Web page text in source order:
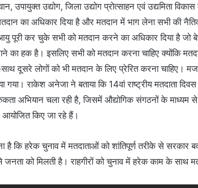
उपायुक्त उद्योग, जिला उद्योग प्रोत्साहन एवं उद्यमिता विकास
का अधिकार दिया है और मतदान में भाग लेना सभी की
पूरी कर चुके सभी को मतदान करने का अधिकार दिया है जो
का हक है। इसलिए सभी को मतदान करना चाहिए क्योंकि
दूसरे लोगों को भी मतदान के लिए प्रेरित करना चाहिए।
राकेश अनेजा ने बताया कि 14वां राष्ट्रीय मतदाता
अभियान चला रही है, जिसमें औद्योगिक संगठनों के
आयोजित किए जा रहे हैं।
कि हरेक चुनाव में मतदाताओं को शांतिपूर्ण तरीके से सरकार
जनता को मिलती है। राहगीरों को चुनाव में हरेक काम के साथ